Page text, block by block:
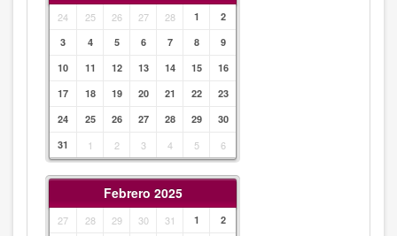
24 25 26 27 28 1
2
3
4 5 6 7 8
9
10
11 12 13 14 15
16
17
18 19 20 21 22
23
24
25 26 27 28 29
30
31
1 2 3 4 5 6
Febrero 2025
27 28 29 30 31 1
2